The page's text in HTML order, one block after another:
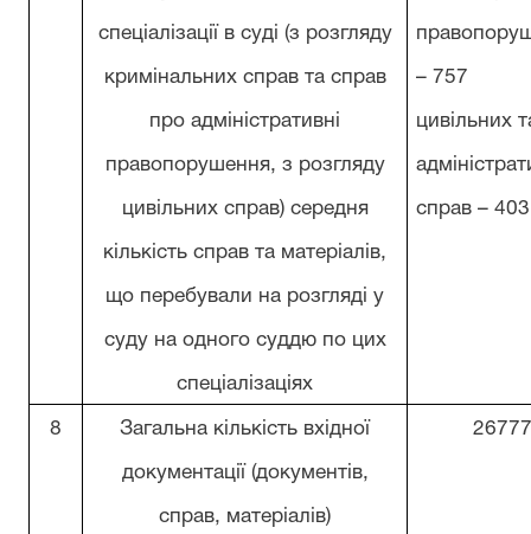
спеціалізації в суді (з розгляду
кримінальних справ та справ
про адміністративні
правопорушення, з розгляду
цивільних справ) середня
кількість справ та матеріалів,
що перебували на розгляді у
суду на одного суддю по цих
спеціалізаціях
– 757
цивільних
справ – 403
8 Загальна кількість вхідної
документації (документів,
справ, матеріалів)
26777